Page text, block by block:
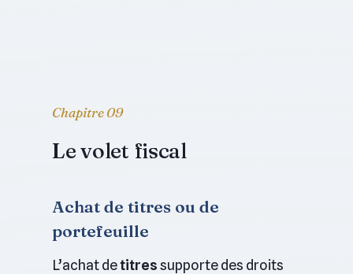
Chapitre 09
Le volet fiscal
Achat de titres ou de
portefeuille
L’achat detitressupporte des droits